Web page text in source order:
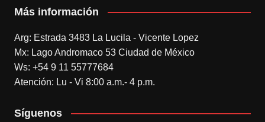
Más información
Arg: Estrada 3483 La Lucila - Vicente Lopez
Mx: Lago Andromaco 53 Ciudad de México
Ws: +54 9 11 55777684
Atención: Lu - Vi 8:00 a.m.- 4 p.m.
Síguenos